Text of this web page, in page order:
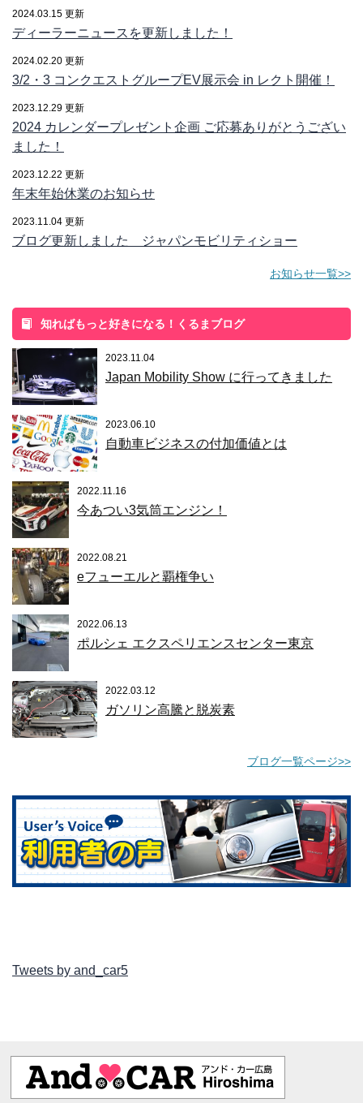
2024.03.15 更新
ディーラーニュースを更新しました！
2024.02.20 更新
3/2・3 コンクエストグループEV展示会 in レクト開催！
2023.12.29 更新
2024 カレンダープレゼント企画 ご応募ありがとうござい
ました！
2023.12.22 更新
年末年始休業のお知らせ
2023.11.04 更新
ブログ更新しました ジャパンモビリティショー
お知らせ一覧>>
知ればもっと好きになる！くるまブログ
2023.11.04
Japan Mobility Show に行ってきました
2023.06.10
自動車ビジネスの付加価値とは
2022.11.16
今あつい3気筒エンジン！
2022.08.21
eフューエルと覇権争い
2022.06.13
ポルシェ エクスペリエンスセンター東京
2022.03.12
ガソリン高騰と脱炭素
ブログ一覧ページ>>
Tweets by and_car5